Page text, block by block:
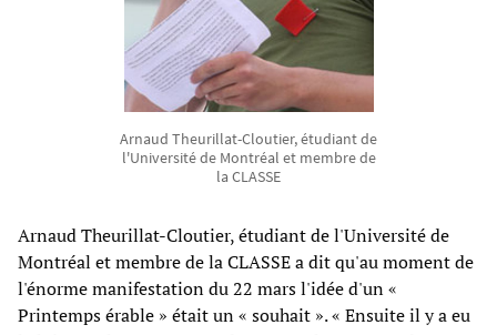
Arnaud Theurillat-Cloutier, étudiant de
l'Université de Montréal et membre de
la CLASSE
Arnaud Theurillat-Cloutier, étudiant de l'Université de
Montréal et membre de la CLASSE a dit qu'au moment de
l'énorme manifestation du 22 mars l'idée d'un «
Printemps érable » était un « souhait ». « Ensuite il y a eu